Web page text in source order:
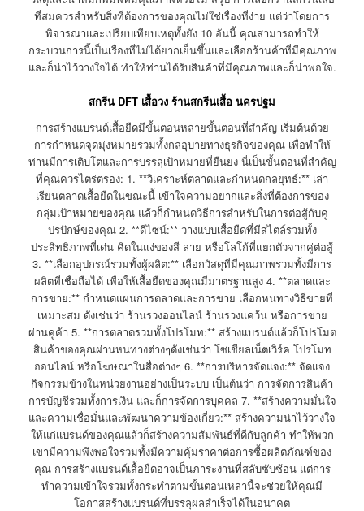
ที่สมควรสำหรับสิ่งที่ต้องการของคุณไม่ใช่เรื่องที่ง่าย แต่ว่าโดยการ
พิจารณาและเปรียบเทียบเหตุทั้งยัง 10 อันนี้ คุณสามารถทำให้
กระบวนการนี้เป็นเรื่องที่ไม่ได้ยากเย็นขึ้นและเลือกร้านค้าที่มีคุณภาพ
และก็น่าไว้วางใจได้ ทำให้ท่านได้รับสินค้าที่มีคุณภาพและก็น่าพอใจ.
สกรีน DFT เสื้อวง ร้านสกรีนเสื้อ นครปฐม
การสร้างแบรนด์เสื้อยืดมีขั้นตอนหลายขั้นตอนที่สำคัญ เริ่มต้นด้วย
การกำหนดจุดมุ่งหมายรวมทั้งกลอุบายทางธุรกิจของคุณ เพื่อทำให้
ท่านมีการเติบโตและการบรรลุเป้าหมายที่ยืนยง นี่เป็นขั้นตอนที่สำคัญ
ที่คุณควรไตร่ตรอง: 1. **วิเคราะห์ตลาดและกำหนดกลยุทธ์:** เล่า
เรียนตลาดเสื้อยืดในขณะนี้ เข้าใจความอยากและสิ่งที่ต้องการของ
กลุ่มเป้าหมายของคุณ แล้วก็กำหนดวิธีการสำหรับในการต่อสู้กับคู่
ปรปักษ์ของคุณ 2. **ดีไซน์:** วางแบบเสื้อยืดที่มีสไตล์รวมทั้ง
ประสิทธิภาพที่เด่น คิดในแง่ของสี ลาย หรือโลโก้ที่แยกตัวจากคู่ต่อสู้
3. **เลือกอุปกรณ์รวมทั้งผู้ผลิต:** เลือกวัสดุที่มีคุณภาพรวมทั้งมีการ
ผลิตที่เชื่อถือได้ เพื่อให้เสื้อยืดของคุณมีมาตรฐานสูง 4. **ตลาดและ
การขาย:** กำหนดแผนการตลาดและการขาย เลือกหนทางวิธีขายที่
เหมาะสม ดังเช่นว่า ร้านรวงออนไลน์ ร้านรวงแคว้น หรือการขาย
ผ่านคู่ค้า 5. **การตลาดรวมทั้งโปรโมท:** สร้างแบรนด์แล้วก็โปรโมต
สินค้าของคุณผ่านหนทางต่างๆดังเช่นว่า โซเชียลเน็ตเวิร์ค โปรโมท
ออนไลน์ หรือโฆษณาในสื่อต่างๆ 6. **การบริหารจัดแจง:** จัดแจง
กิจกรรมข้างในหน่วยงานอย่างเป็นระบบ เป็นต้นว่า การจัดการสินค้า
การบัญชีรวมทั้งการเงิน และก็การจัดการบุคคล 7. **สร้างความมั่นใจ
และความเชื่อมั่นและพัฒนาความข้องเกี่ยว:** สร้างความน่าไว้วางใจ
ให้แก่แบรนด์ของคุณแล้วก็สร้างความสัมพันธ์ที่ดีกับลูกค้า ทำให้พวก
เขามีความพึงพอใจรวมทั้งมีความคุ้มราคาต่อการซื้อผลิตภัณฑ์ของ
คุณ การสร้างแบรนด์เสื้อยืดอาจเป็นภาระงานที่สลับซับซ้อน แต่การ
ทำความเข้าใจรวมทั้งกระทำตามขั้นตอนเหล่านี้จะช่วยให้คุณมี
โอกาสสร้างแบรนด์ที่บรรลุผลสำเร็จได้ในอนาคต